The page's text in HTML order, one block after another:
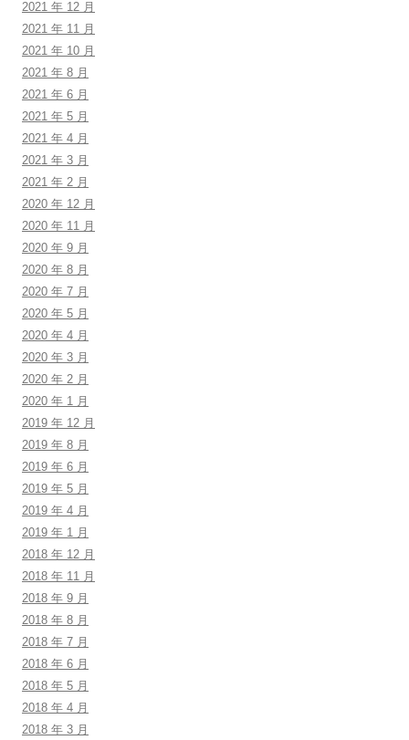
2021 年 12 月
2021 年 11 月
2021 年 10 月
2021 年 8 月
2021 年 6 月
2021 年 5 月
2021 年 4 月
2021 年 3 月
2021 年 2 月
2020 年 12 月
2020 年 11 月
2020 年 9 月
2020 年 8 月
2020 年 7 月
2020 年 5 月
2020 年 4 月
2020 年 3 月
2020 年 2 月
2020 年 1 月
2019 年 12 月
2019 年 8 月
2019 年 6 月
2019 年 5 月
2019 年 4 月
2019 年 1 月
2018 年 12 月
2018 年 11 月
2018 年 9 月
2018 年 8 月
2018 年 7 月
2018 年 6 月
2018 年 5 月
2018 年 4 月
2018 年 3 月